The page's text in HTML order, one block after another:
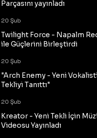
Parçasını yayınladı
20 Şub
Twilight Force - Napalm
ile Güçlerini Birleştirdi
20 Şub
"Arch Enemy - Yeni
Tekliyi Tanıttı"
20 Şub
Kreator - Yeni Tekli İçin
Videosu Yayınladı